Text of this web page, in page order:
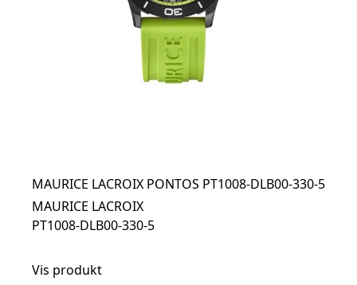
MAURICE LACROIX PONTOS PT1008-DLB00-330-5
MAURICE LACROIX
PT1008-DLB00-330-5
Vis produkt